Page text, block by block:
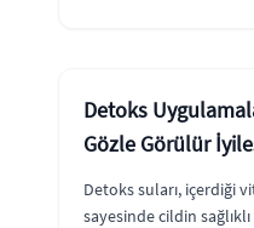
Detoks
Gözle Görülür
Detoks suları, içerdiği
sayesinde cildin